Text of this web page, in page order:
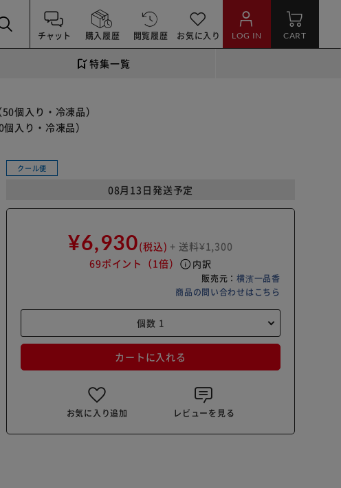
チャット 購入履歴 閲覧履歴 お気に入り LOG IN CART
特集一覧
個入り・冷凍品）
入り・冷凍品）
クール便
08月13日発送予定
¥6,930(税込) + 送料¥1,300
69ポイント （1倍） info 内訳
販売元：横濱一品香
商品の問い合わせはこちら
カートに入れる
お気に入り追加 レビューを見る